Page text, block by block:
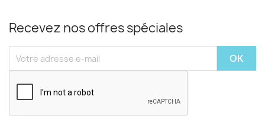
Recevez nos offres spéciales